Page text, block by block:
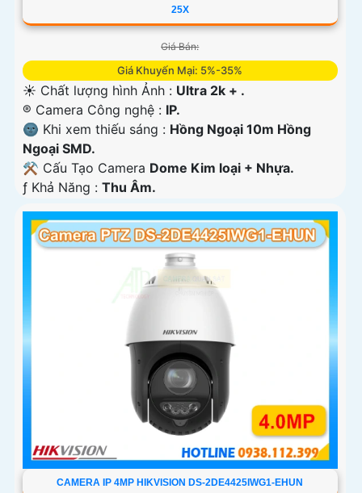
25X
Giá Bán:
Giá Khuyến Mại: 5%-35%
☀️ Chất lượng hình Ảnh : Ultra 2k + .
®️ Camera Công nghệ : IP.
🌚 Khi xem thiếu sáng : Hồng Ngoại 10m Hồng
Ngoại SMD.
⚒ Cấu Tạo Camera Dome Kim loại + Nhựa.
️ƒ Khả Năng : Thu Âm.
CAMERA IP 4MP HIKVISION DS-2DE4425IWG1-EHUN